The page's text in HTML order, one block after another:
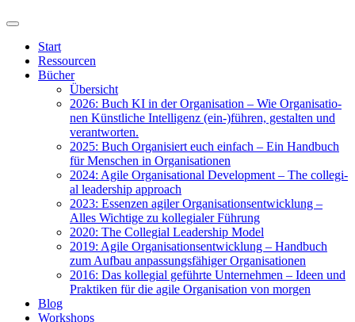
Start
Res­sour­cen
Bücher
Über­sicht
2026: Buch KI in der Orga­ni­sa­ti­on – Wie Orga­ni­sa­tio­
nen Künst­li­che Intel­li­genz (ein-)führen, gestal­ten und
ver­ant­wor­ten.
2025: Buch Orga­ni­siert euch ein­fach – Ein Hand­buch
für Men­schen in Orga­ni­sa­tio­nen
2024: Agi­le Orga­ni­sa­tio­nal Deve­lo­p­ment – The col­le­gi­
al lea­der­ship approach
2023: Essen­zen agi­ler Orga­ni­sa­ti­ons­ent­wick­lung –
Alles Wich­ti­ge zu kol­le­gia­ler Füh­rung
2020: The Col­le­gi­al Lea­der­ship Model
2019: Agi­le Orga­ni­sa­ti­ons­ent­wick­lung – Hand­buch
zum Auf­bau anpas­sungs­fä­hi­ger Orga­ni­sa­tio­nen
2016: Das kol­le­gi­al geführ­te Unter­neh­men – Ideen und
Prak­ti­ken für die agi­le Orga­ni­sa­ti­on von mor­gen
Blog
Work­shops